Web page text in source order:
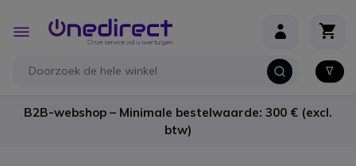
Toggle
Nav
B2B-webshop – Minimale bestelwaarde: 300 € (excl.
btw)